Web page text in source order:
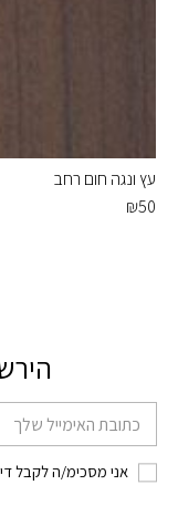
עץ ונגה חום רחב
₪50
דוא׳׳ל
אני מסכימ/ה לקבל